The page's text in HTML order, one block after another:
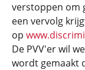
verstoppen om
een vervolg
op
De PVV'er wil
wordt gemaakt